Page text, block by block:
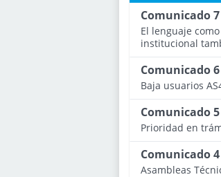
Comunicado 7
El lenguaje
institucional
Comunicado 6
Baja usuarios
Comunicado 5
Prioridad en
Comunicado 4
Asambleas